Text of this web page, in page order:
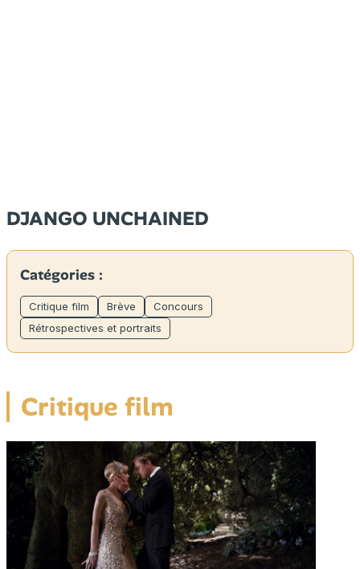
DJANGO UNCHAINED
Catégories :
Critique film Brève
Concours
Rétrospectives et portraits
Critique film